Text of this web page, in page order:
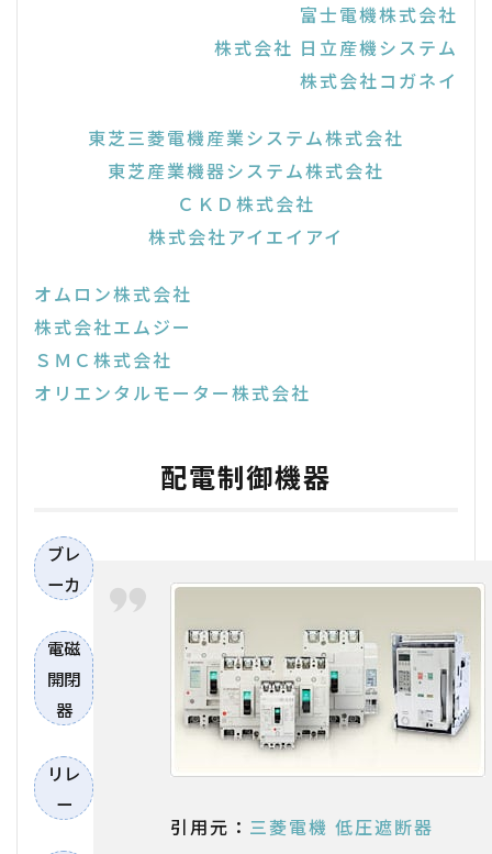
富士電機株式会社
株式会社 日立産機システム
株式会社コガネイ
東芝三菱電機産業システム株式会社
東芝産業機器システム株式会社
ＣＫＤ株式会社
株式会社アイエイアイ
オムロン株式会社
株式会社エムジー
ＳＭＣ株式会社
オリエンタルモーター株式会社
配電制御機器
ブレ
ーカ
電磁
開閉
器
リレ
ー
引用元： 三菱電機 低圧遮断器